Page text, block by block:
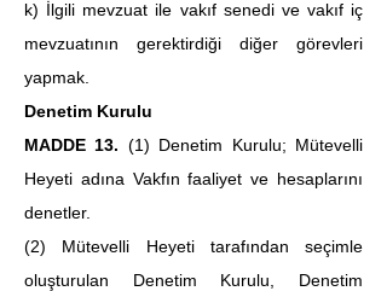
k) İlgili mevzuat ile vakıf senedi ve vakıf iç
mevzuatının gerektirdiği diğer görevleri
yapmak.
Denetim Kurulu
MADDE 13. (1) Denetim Kurulu; Mütevelli
Heyeti adına Vakfın faaliyet ve hesaplarını
denetler.
(2)
Mütevelli Heyeti tarafından seçimle
oluşturulan Denetim Kurulu, Denetim